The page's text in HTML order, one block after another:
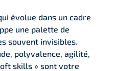
évolue dans un cadre
une palette de
souvent invisibles.
polyvalence, agilité,
skills » sont votre